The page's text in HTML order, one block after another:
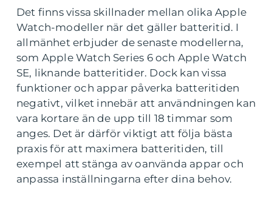
Det finns vissa skillnader mellan olika Apple
Watch-modeller när det gäller batteritid. I
allmänhet erbjuder de senaste modellerna,
som Apple Watch Series 6 och Apple Watch
SE, liknande batteritider. Dock kan vissa
funktioner och appar påverka batteritiden
negativt, vilket innebär att användningen kan
vara kortare än de upp till 18 timmar som
anges. Det är därför viktigt att följa bästa
praxis för att maximera batteritiden, till
exempel att stänga av oanvända appar och
anpassa inställningarna efter dina behov.